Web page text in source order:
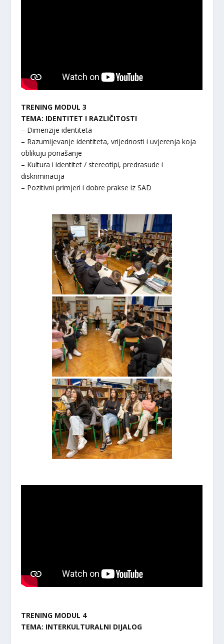
TRENING MODUL 3
TEMA: IDENTITET I RAZLIČITOSTI
– Dimenzije identiteta
– Razumijevanje identiteta, vrijednosti i uvjerenja koja
oblikuju ponašanje
– Kultura i identitet / stereotipi, predrasude i
diskriminacija
– Pozitivni primjeri i dobre prakse iz SAD
TRENING MODUL 4
TEMA: INTERKULTURALNI DIJALOG